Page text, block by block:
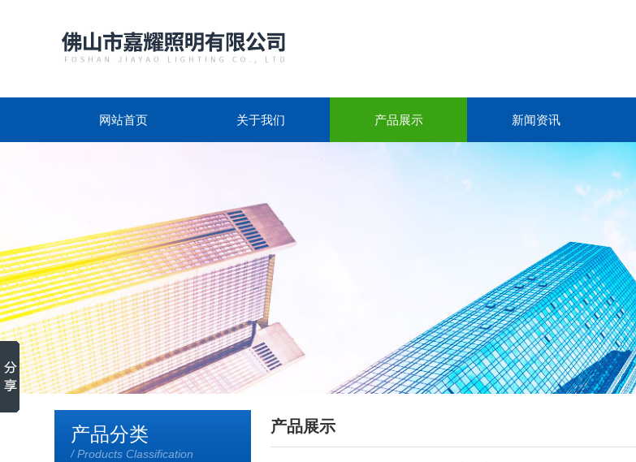
网站首页 关于我们 产品展示 新闻资讯
产品分类
/ Products Classification
产品展示